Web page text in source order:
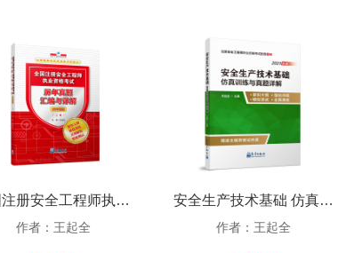
全国注册安全工程师执业资格考试历年真题汇编与详解
作者：王起全
安全生产技术基础 仿真训练与真题详解
作者：王起全